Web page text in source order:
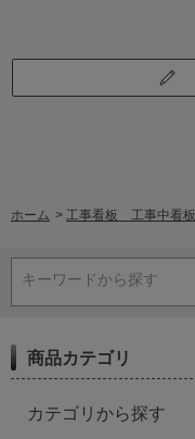
ホーム > 工事看板 工事中看板
キーワードから探す
商品カテゴリ
カテゴリから探す